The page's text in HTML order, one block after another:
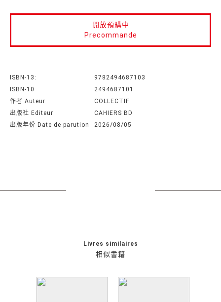
開放預購中
Precommande
ISBN-13:
9782494687103
ISBN-10
2494687101
作者 Auteur
COLLECTIF
出版社 Editeur
CAHIERS BD
出版年份 Date de parution
2026/08/05
相似書籍
Livres similaires